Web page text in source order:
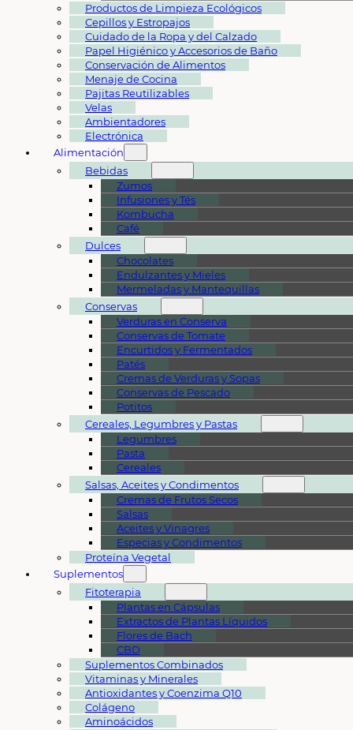
Productos de Limpieza Ecológicos
Cepillos y Estropajos
Cuidado de la Ropa y del Calzado
Papel Higiénico y Accesorios de Baño
Conservación de Alimentos
Menaje de Cocina
Pajitas Reutilizables
Velas
Ambientadores
Electrónica
Alimentación
Bebidas
Zumos
Infusiones y Tés
Kombucha
Café
Dulces
Chocolates
Endulzantes y Mieles
Mermeladas y Mantequillas
Conservas
Verduras en Conserva
Conservas de Tomate
Encurtidos y Fermentados
Patés
Cremas de Verduras y Sopas
Conservas de Pescado
Potitos
Cereales, Legumbres y Pastas
Legumbres
Pasta
Cereales
Salsas, Aceites y Condimentos
Cremas de Frutos Secos
Salsas
Aceites y Vinagres
Especias y Condimentos
Proteína Vegetal
Suplementos
Fitoterapia
Plantas en Cápsulas
Extractos de Plantas Líquidos
Flores de Bach
CBD
Suplementos Combinados
Vitaminas y Minerales
Antioxidantes y Coenzima Q10
Colágeno
Aminoácidos